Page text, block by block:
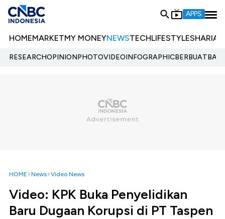
APPS
HOMEMARKETMY MONEYNEWSTECHLIFESTYLESHARIA
RESEARCHOPINIONPHOTOVIDEOINFOGRAPHIC
HOME News Video News
Video: KPK Buka Penyelidikan
Baru Dugaan Korupsi di PT Taspen